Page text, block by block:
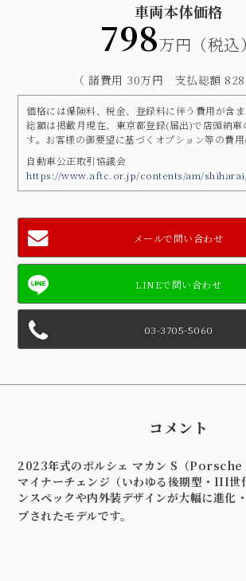
車両本体価格
798万円（税込）
（ 諸費用 30万円 支払総額 828
価格には保険料、税金、登録料に伴う費用が含
総額は掲載月現在、東京都登録(届出)で店頭納車
す。お客様の御要望に基づくオプション等の費用
自動車公正取引協議会
https://www.aftc.or.jp/contents/am/
メールで問い合わせ
03-3705-5060
コメント
2023年式のポルシェ マカン S（Porsche
マイナーチェンジ（いわゆる後期型・III世
ンスペックや内外装デザインが大幅に進化
プされたモデルです。